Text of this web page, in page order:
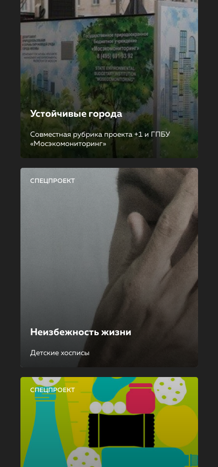
Устойчивые города
Совместная рубрика проекта +1 и ГПБУ
«Мосэкомониторинг»
СПЕЦПРОЕКТ
Неизбежность жизни
Детские хосписы
СПЕЦПРОЕКТ